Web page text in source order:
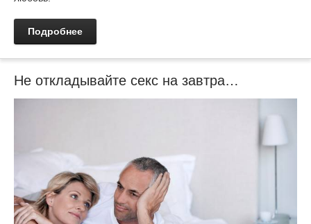
Подробнее
Не откладывайте секс на завтра…